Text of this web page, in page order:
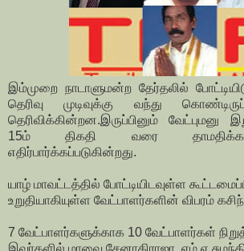
இம்முறை நாடாளுமன்ற தேர்தலில்
தெரிவு முடிவுக்கு வந்து
தெரிவிக்கின்றன.இருப்பினும் வேட்புமனு
15ம் திகதி வரை
எதிர்பார்க்கப்படுகின்றது.
யாழ் மாவட்டத்தில் போட்டியிடவுள்ள
உறுதியாகியுள்ள வேட்பாளர்களின் விபரம்
7 வேட்பாளர்களுக்காக 10 வேட்பாளர்கள்